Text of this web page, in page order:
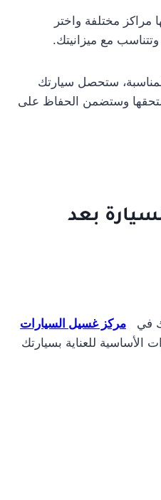
مراكز مختلفة واختر
مع ميزانيتك.
ستحصل سيارتك
وستضمن الحفاظ على
بعد
في مركز غسيل السيارات
للعناية بسيارتك